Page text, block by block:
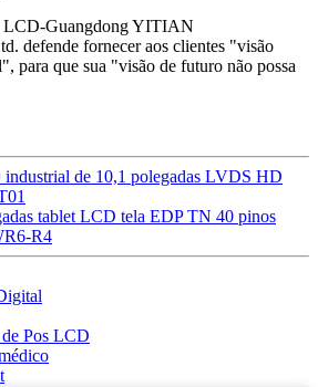
LCD-Guangdong YITIAN
defende fornecer aos clientes "visão
para que sua "visão de futuro não possa
de 10,1 polegadas LVDS HD
tablet LCD tela EDP TN 40 pinos
R4
Pos LCD